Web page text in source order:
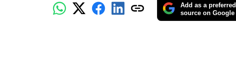
Add as a preferred
source on Google